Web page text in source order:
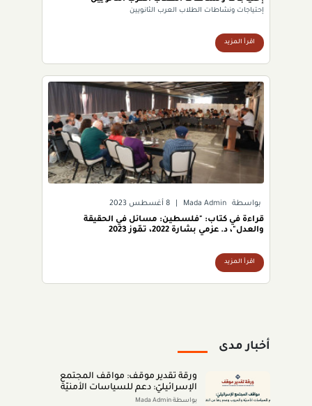
إحتياجات ونشاطات الطلاب العرب الثانويين
اقرأ المزيد
بواسطة Mada Admin 8 أغسطس 2023
قراءة في كتاب: "فلسطين: مسائل في الحقيقة
والعدل"، د. عزمي بشارة 2022، تمّوز 2023
اقرأ المزيد
أخبار مدى
ورقة تقدير موقف: مواقف المجتمع
الإسرائيليّ: دعم للسياسات الأمنيّة
والحروب وعدم رضا عن النتائج (تمّوز
بواسطة Mada Admin